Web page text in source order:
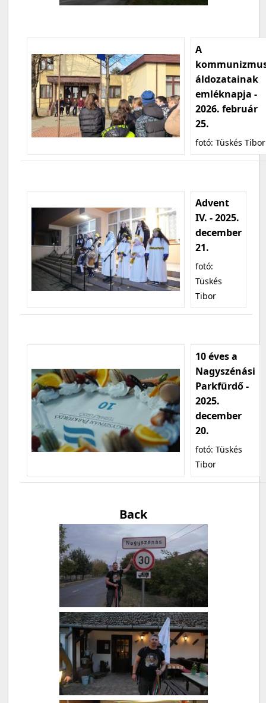
A
áldozatainak
emléknapja -
2026. február
25.
fotó: Tüskés Tibor
Advent
IV. - 2025.
december
21.
fotó:
Tüskés
Tibor
10 éves a
Nagyszénási
Parkfürdő -
2025.
december
20.
fotó: Tüskés
Tibor
Back